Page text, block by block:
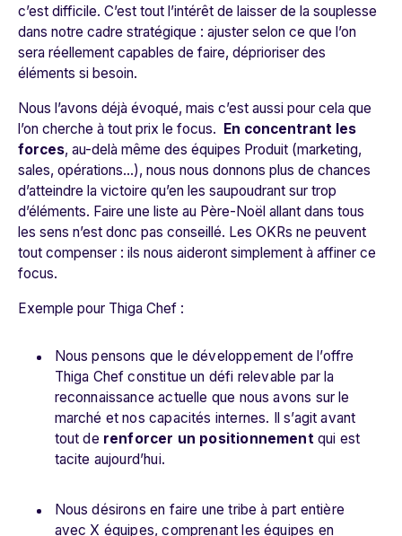
c’est difficile. C’est tout l’intérêt de laisser de la souplesse
dans notre cadre stratégique : ajuster selon ce que l’on
sera réellement capables de faire, déprioriser des
éléments si besoin.
Nous l’avons déjà évoqué, mais c’est aussi pour cela que
l’on cherche à tout prix le focus. En concentrant les
forces, au-delà même des équipes Produit (marketing,
sales, opérations…), nous nous donnons plus de chances
d’atteindre la victoire qu’en les saupoudrant sur trop
d’éléments. Faire une liste au Père-Noël allant dans tous
les sens n’est donc pas conseillé. Les OKRs ne peuvent
tout compenser : ils nous aideront simplement à affiner ce
focus.
Exemple pour Thiga Chef :
Nous pensons que le développement de l’offre
Thiga Chef constitue un défi relevable par la
reconnaissance actuelle que nous avons sur le
marché et nos capacités internes. Il s’agit avant
tout de renforcer un positionnement qui est
tacite aujourd’hui.
Nous désirons en faire une tribe à part entière
avec X équipes, comprenant les équipes en